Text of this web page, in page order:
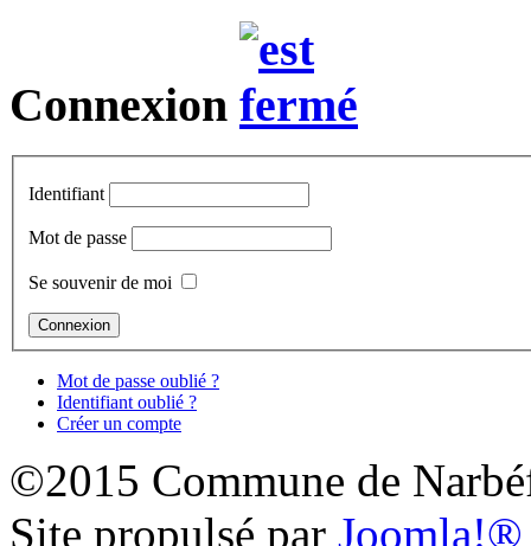
Connexion
Identifiant
Mot de passe
Se souvenir de moi
Mot de passe oublié ?
Identifiant oublié ?
Créer un compte
©2015 Commune de
Site propulsé par Joomla!®